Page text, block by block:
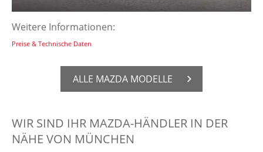
Weitere Informationen:
Preise & Technische Daten
ALLE MAZDA MO­DEL­LE
WIR SIND IHR MAZDA-HÄNDLER IN DER
NÄHE VON MÜNCHEN